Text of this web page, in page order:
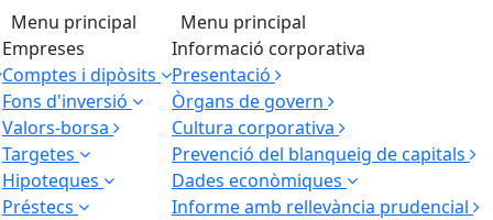
Menu principal
Empreses
Comptes i dipòsits
Fons d'inversió
Valors-borsa
Targetes
Hipoteques
Préstecs
Menu principal
Informació corporativa
Presentació
Òrgans de govern
Cultura corporativa
Prevenció del blanqueig de capitals
Dades econòmiques
Informe amb rellevància prudencial